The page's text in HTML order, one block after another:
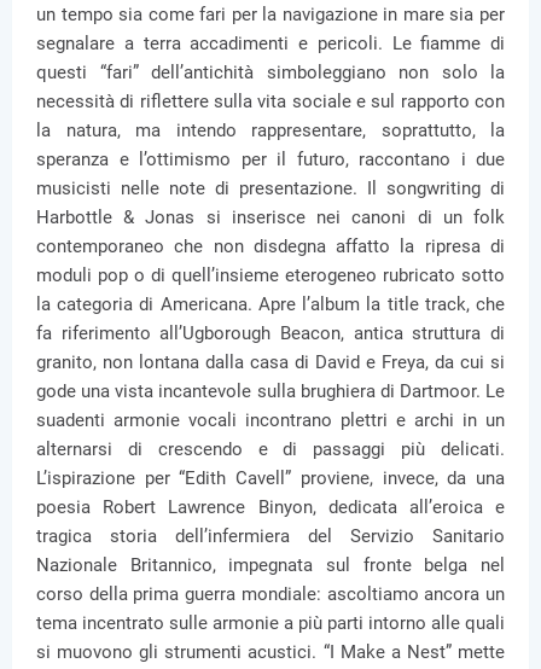
un tempo sia come fari per la navigazione in mare sia per
segnalare a terra accadimenti e pericoli. Le fiamme di
questi “fari” dell’antichità simboleggiano non solo la
necessità di riflettere sulla vita sociale e sul rapporto con
la natura, ma intendo rappresentare, soprattutto, la
speranza e l’ottimismo per il futuro, raccontano i due
musicisti nelle note di presentazione. Il songwriting di
Harbottle & Jonas si inserisce nei canoni di un folk
contemporaneo che non disdegna affatto la ripresa di
moduli pop o di quell’insieme eterogeneo rubricato sotto
la categoria di Americana. Apre l’album la title track, che
fa riferimento all’Ugborough Beacon, antica struttura di
granito, non lontana dalla casa di David e Freya, da cui si
gode una vista incantevole sulla brughiera di Dartmoor. Le
suadenti armonie vocali incontrano plettri e archi in un
alternarsi di crescendo e di passaggi più delicati.
L’ispirazione per “Edith Cavell” proviene, invece, da una
poesia Robert Lawrence Binyon, dedicata all’eroica e
tragica storia dell’infermiera del Servizio Sanitario
Nazionale Britannico, impegnata sul fronte belga nel
corso della prima guerra mondiale: ascoltiamo ancora un
tema incentrato sulle armonie a più parti intorno alle quali
si muovono gli strumenti acustici. “I Make a Nest” mette